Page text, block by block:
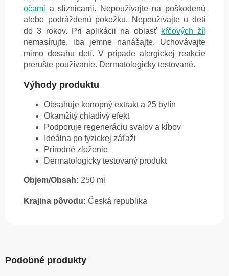
očami a sliznicami. Nepoužívajte na poškodenú
alebo podráždenú pokožku. Nepoužívajte u detí
do 3 rokov. Pri aplikácii na oblasť kŕčových žíl
nemasírujte, iba jemne nanášajte. Uchovávajte
mimo dosahu detí. V prípade alergickej reakcie
prerušte používanie. Dermatologicky testované.
Výhody produktu
Obsahuje konopný extrakt a 25 bylín
Okamžitý chladivý efekt
Podporuje regeneráciu svalov a kĺbov
Ideálna po fyzickej záťaži
Prírodné zloženie
Dermatologicky testovaný produkt
Objem/Obsah: 250 ml
Krajina pôvodu: Česká republika
Podobné produkty